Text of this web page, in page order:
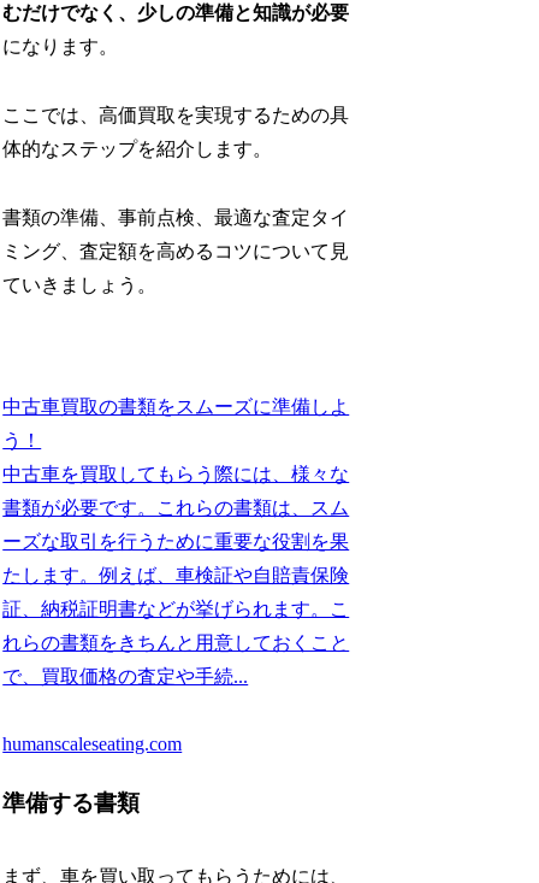
むだけでなく、少しの準備と知識が必要
になります。
ここでは、高価買取を実現するための具
体的なステップを紹介します。
書類の準備、事前点検、最適な査定タイ
ミング、査定額を高めるコツについて見
ていきましょう。
中古車買取の書類をスムーズに準備しよ
う！
中古車を買取してもらう際には、様々な
書類が必要です。これらの書類は、スム
ーズな取引を行うために重要な役割を果
たします。例えば、車検証や自賠責保険
証、納税証明書などが挙げられます。こ
れらの書類をきちんと用意しておくこと
で、買取価格の査定や手続...
humanscaleseating.com
準備する書類
まず、車を買い取ってもらうためには、